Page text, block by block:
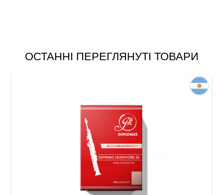
ОСТАННІ ПЕРЕГЛЯНУТІ ТОВАРИ